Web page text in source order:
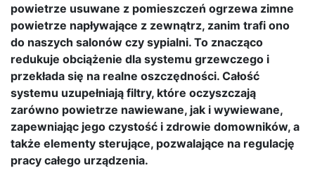
powietrze usuwane z pomieszczeń ogrzewa zimne
powietrze napływające z zewnątrz, zanim trafi ono
do naszych salonów czy sypialni. To znacząco
redukuje obciążenie dla systemu grzewczego i
przekłada się na realne oszczędności. Całość
systemu uzupełniają filtry, które oczyszczają
zarówno powietrze nawiewane, jak i wywiewane,
zapewniając jego czystość i zdrowie domowników, a
także elementy sterujące, pozwalające na regulację
pracy całego urządzenia.